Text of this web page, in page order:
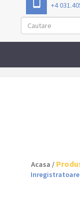
+4
Acasa /